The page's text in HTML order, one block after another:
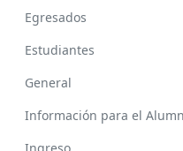
Egresados
Estudiantes
General
Información para el
Ingreso